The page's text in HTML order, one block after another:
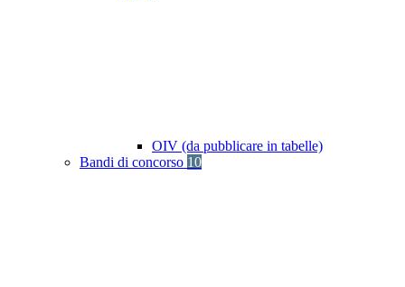
OIV (da pubblicare in tabelle)
Bandi di concorso 10